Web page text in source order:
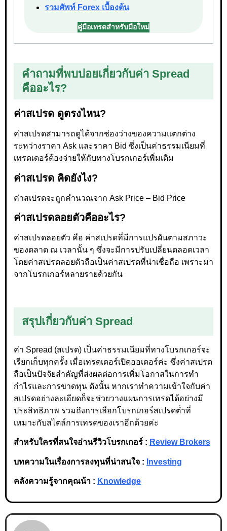
รวมศัพท์ Forex เบื้องต้น
คู่มือเทรดสำหรับมือใหม่
คำถามที่พบบ่อยเกี่ยวกับค่า Spread
คืออะไร?
ค่าสเปรด ดูตรงไหน?
ค่าสเปรดสามารถดูได้จากช่องว่างของความแตกต่าง
ระหว่างราคา Ask และราคา Bid ซึ่งเป็นค่าธรรมเนียมที่
เทรดเดอร์ต้องจ่ายให้กับทางโบรกเกอร์เพิ่มเติม
ค่าสเปรด คิดยังไง?
ค่าสเปรดจะถูกคำนวณจาก Ask Price – Bid Price
ค่าสเปรดลอยตัวคืออะไร?
ค่าสเปรดลอยตัว คือ ค่าสเปรดที่มีการแปรผันตามสภาวะ
ของตลาด ณ เวลานั้น ๆ ซึ่งจะมีการปรับเปลี่ยนตลอดเวลา
โดยค่าสเปรดลอยตัวถือเป็นค่าสเปรดที่น่าเชื่อถือ เพราะมา
จากโบรกเกอร์หลายรายด้วยกัน
สรุปเกี่ยวกับค่า Spread
ค่า Spread (สเปรด) เป็นค่าธรรมเนียมที่ทางโบรกเกอร์จะ
เรียกเก็บทุกครั้ง เมื่อเทรดเดอร์เปิดออเดอร์ค่ะ ซึ่งค่าสเปรด
ถือเป็นปัจจัยสำคัญที่ส่งผลต่อการเพิ่มโอกาสในการทำ
กำไรและการขาดทุน ดังนั้น หากเราทำความเข้าใจกับค่า
สเปรดอย่างละเอียดก็จะช่วยวางแผนการเทรดได้อย่างมี
ประสิทธิภาพ รวมถึงการเลือกโบรกเกอร์สเปรดต่ำที่
เหมาะกับสไตล์การเทรดของเราอีกด้วยค่ะ
สำหรับใครที่สนใจอ่านรีวิวโบรกเกอร์ : Review Brokers
บทความในเรื่องการลงทุนที่น่าสนใจ : Investing
คลังความรู้จากคุณน้า : Knowledge